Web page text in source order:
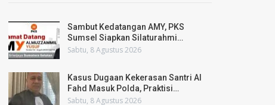
Sambut Kedatangan AMY, PKS
Sumsel Siapkan Silaturahmi…
Sabtu, 8 Agustus 2026
Kasus Dugaan Kekerasan Santri Al
Fahd Masuk Polda, Praktisi…
Sabtu, 8 Agustus 2026